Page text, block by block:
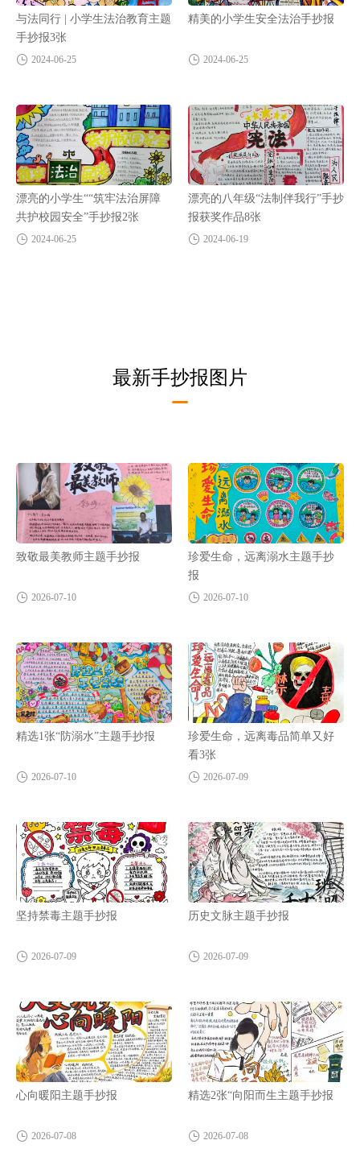
与法同行 | 小学生法治教育主题
手抄报3张
2024-06-25
精美的小学生安全法治手抄报
2024-06-25
漂亮的小学生““筑牢法治屏障
共护校园安全”手抄报2张
2024-06-25
漂亮的八年级“法制伴我行”手抄
报获奖作品8张
2024-06-19
最新手抄报图片
致敬最美教师主题手抄报
2026-07-10
珍爱生命，远离溺水主题手抄
报
2026-07-10
精选1张“防溺水”主题手抄报
2026-07-10
珍爱生命，远离毒品简单又好
看3张
2026-07-09
坚持禁毒主题手抄报
2026-07-09
历史文脉主题手抄报
2026-07-09
心向暖阳主题手抄报
2026-07-08
精选2张“向阳而生主题手抄报
2026-07-08